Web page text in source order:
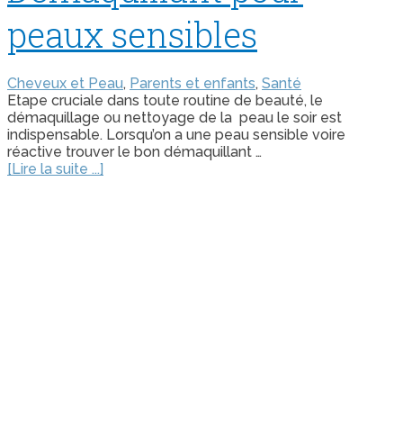
peaux sensibles
Cheveux et Peau, Parents et enfants, Santé
Etape cruciale dans toute routine de beauté, le
démaquillage ou nettoyage de la peau le soir est
indispensable. Lorsqu’on a une peau sensible voire
réactive trouver le bon démaquillant …
[Lire la suite ...]